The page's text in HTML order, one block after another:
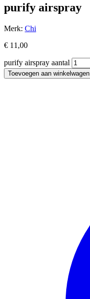
purify airspray
Merk: Chi
€ 11,00
purify airspray aantal
Toevoegen aan winkelwagen